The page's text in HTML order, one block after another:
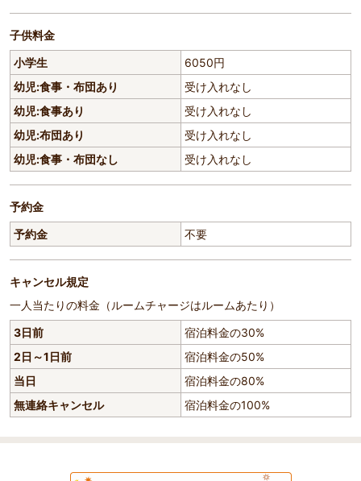
子供料金
小学生
6050円
幼児:食事・布団あり
受け入れなし
幼児:食事あり
受け入れなし
幼児:布団あり
受け入れなし
幼児:食事・布団なし
受け入れなし
予約金
予約金
不要
キャンセル規定
一人当たりの料金（ルームチャージはルームあたり）
3日前
宿泊料金の30%
2日～1日前
宿泊料金の50%
当日
宿泊料金の80%
無連絡キャンセル
宿泊料金の100%